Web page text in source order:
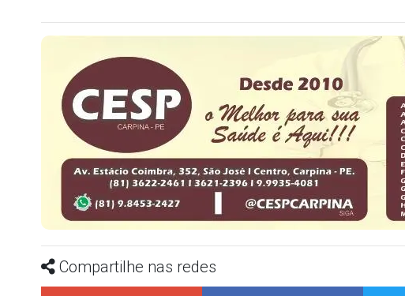
Compartilhe nas redes